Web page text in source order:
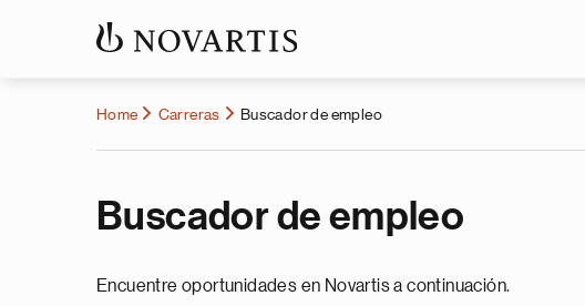
Home Carreras Buscador de empleo
Buscador de empleo
Encuentre oportunidades en Novartis a continuación.